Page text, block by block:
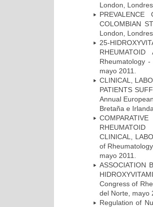
London,
COLOMBIAN
London,
25-
Rheumatology
mayo 2011.
CLINICAL,
PATIENTS
Annual
Bretaña e
CLINICAL,
of
mayo 2011.
ASSOCIATION
Congress of
del Norte, mayo
Regulation of